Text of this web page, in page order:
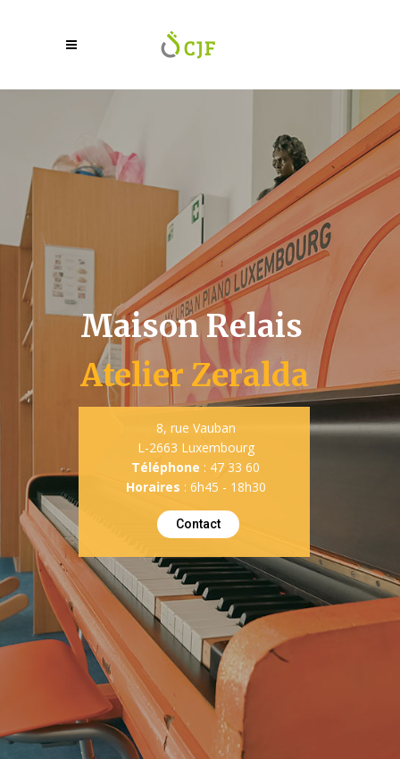
Contact
Maison Relais
Atelier Zeralda
8, rue Vauban
L-2663 Luxembourg
Téléphone : 47 33 60
Horaires : 6h45 - 18h30